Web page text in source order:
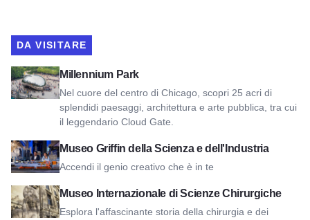
DA VISITARE
Millennium Park
Nel cuore del centro di Chicago, scopri 25 acri di
splendidi paesaggi, architettura e arte pubblica, tra cui
il leggendario Cloud Gate.
Visualizza Millennium Park
Museo Griffin della Scienza e dell'Industria
Accendi il genio creativo che è in te
Visualizza il Museo Griffin della Scienza e dell'Industria
Museo Internazionale di Scienze Chirurgiche
Esplora l'affascinante storia della chirurgia e dei
Visualizza il Museo Internazionale di Scienze Chirurgiche